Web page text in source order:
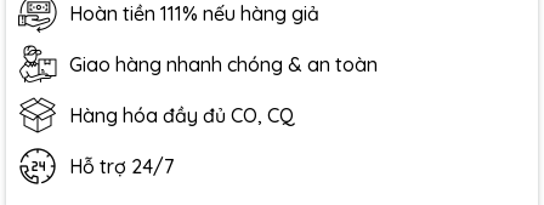
Hoàn tiền 111% nếu hàng giả
Giao hàng nhanh chóng & an toàn
Hàng hóa đầy đủ CO, CQ
Hỗ trợ 24/7